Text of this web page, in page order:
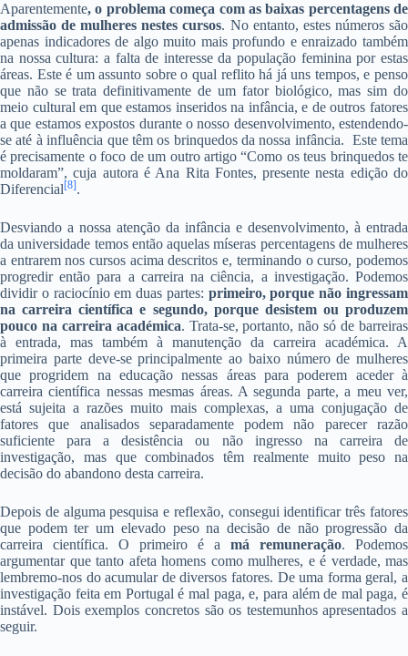
Aparentemente, o problema começa com as baixas percentagens de
admissão de mulheres nestes cursos. No entanto, estes números são
apenas indicadores de algo muito mais profundo e enraizado também
na nossa cultura: a falta de interesse da população feminina por estas
áreas. Este é um assunto sobre o qual reflito há já uns tempos, e penso
que não se trata definitivamente de um fator biológico, mas sim do
meio cultural em que estamos inseridos na infância, e de outros fatores
a que estamos expostos durante o nosso desenvolvimento, estendendo-
se até à influência que têm os brinquedos da nossa infância. Este tema
é precisamente o foco de um outro artigo “Como os teus brinquedos te
moldaram”, cuja autora é Ana Rita Fontes, presente nesta edição do
Diferencial[8].
Desviando a nossa atenção da infância e desenvolvimento, à entrada
da universidade temos então aquelas míseras percentagens de mulheres
a entrarem nos cursos acima descritos e, terminando o curso, podemos
progredir então para a carreira na ciência, a investigação. Podemos
dividir o raciocínio em duas partes: primeiro, porque não ingressam
na carreira científica e segundo, porque desistem ou produzem
pouco na carreira académica. Trata-se, portanto, não só de barreiras
à entrada, mas também à manutenção da carreira académica. A
primeira parte deve-se principalmente ao baixo número de mulheres
que progridem na educação nessas áreas para poderem aceder à
carreira científica nessas mesmas áreas. A segunda parte, a meu ver,
está sujeita a razões muito mais complexas, a uma conjugação de
fatores que analisados separadamente podem não parecer razão
suficiente para a desistência ou não ingresso na carreira de
investigação, mas que combinados têm realmente muito peso na
decisão do abandono desta carreira.
Depois de alguma pesquisa e reflexão, consegui identificar três fatores
que podem ter um elevado peso na decisão de não progressão da
carreira científica. O primeiro é a má remuneração. Podemos
argumentar que tanto afeta homens como mulheres, e é verdade, mas
lembremo-nos do acumular de diversos fatores. De uma forma geral, a
investigação feita em Portugal é mal paga, e, para além de mal paga, é
instável. Dois exemplos concretos são os testemunhos apresentados a
seguir.